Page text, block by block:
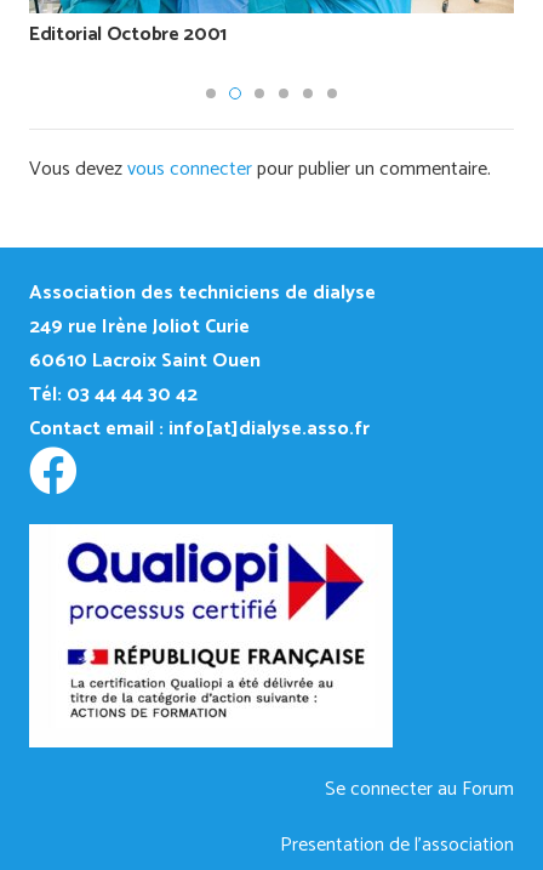
Editorial Octobre 2001
Vous devezvous connecterpour publier un commentaire.
Association des techniciens de dialyse
249 rue Irène Joliot Curie
60610 Lacroix Saint Ouen
Tél: 03 44 44 30 42
Contact email : info[at]dialyse.asso.fr
Se connecter au Forum
Presentation de l’association